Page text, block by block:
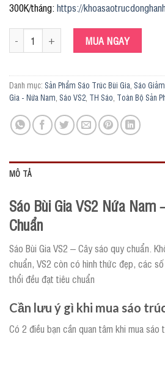
300K/tháng:https://
Sáo Tone F4 VS2 Nứa Nam số lượng
MUA NGAY
Danh mục: Sản Phẩm Sáo Trúc Bùi Gia Sáo
Gia - Nứa Nam Sáo VS2 TH Sáo Toàn Bộ Sản
MÔ TẢ
Sáo Bùi Gia VS2 Nứa Nam
Chuẩn
Sáo Bùi Gia VS2 – Cây sáo quy chuẩn.
chuẩn, VS2 còn có hình thức đẹp, các
thổi đều đạt tiêu chuẩn
Cần lưu ý gì khi mua sáo
Có 2 điều bạn cần quan tâm khi mua sáo